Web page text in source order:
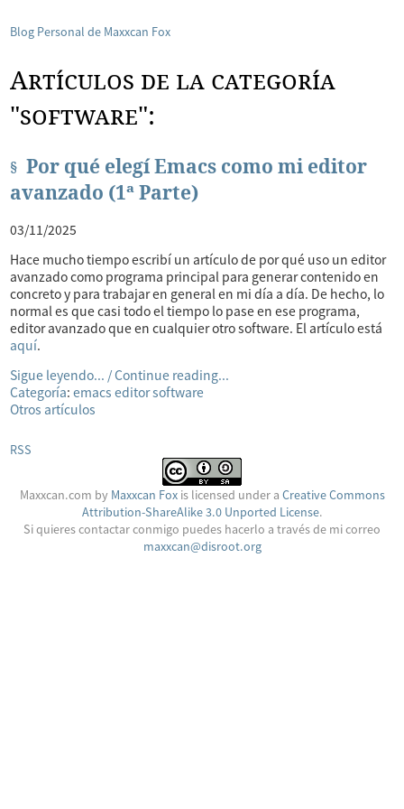
Blog Personal de Maxxcan Fox
Artículos de la categoría
"software":
Por qué elegí Emacs como mi editor
avanzado (1ª Parte)
03/11/2025
Hace mucho tiempo escribí un artículo de por qué uso un editor
avanzado como programa principal para generar contenido en
concreto y para trabajar en general en mi día a día. De hecho, lo
normal es que casi todo el tiempo lo pase en ese programa,
editor avanzado que en cualquier otro software. El artículo está
aquí.
Sigue leyendo... / Continue reading...
Categoría:emacs editorsoftware
Otros artículos
RSS
Maxxcan.com by Maxxcan Foxis licensed under a Creative Commons
Attribution-ShareAlike 3.0 Unported License.
Si quieres contactar conmigo puedes hacerlo a través de mi correo
maxxcan@disroot.org